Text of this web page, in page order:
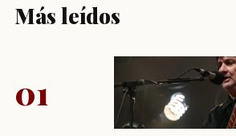
Más leídos
01